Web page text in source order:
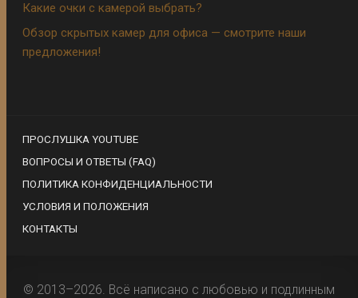
Какие очки с камерой выбрать?
Обзор скрытых камер для офиса — смотрите наши
предложения!
ПРОСЛУШКА YOUTUBE
ВОПРОСЫ И ОТВЕТЫ (FAQ)
ПОЛИТИКА КОНФИДЕНЦИАЛЬНОСТИ
УСЛОВИЯ И ПОЛОЖЕНИЯ
КОНТАКТЫ
© 2013–2026. Всё написано с любовью и подлинным